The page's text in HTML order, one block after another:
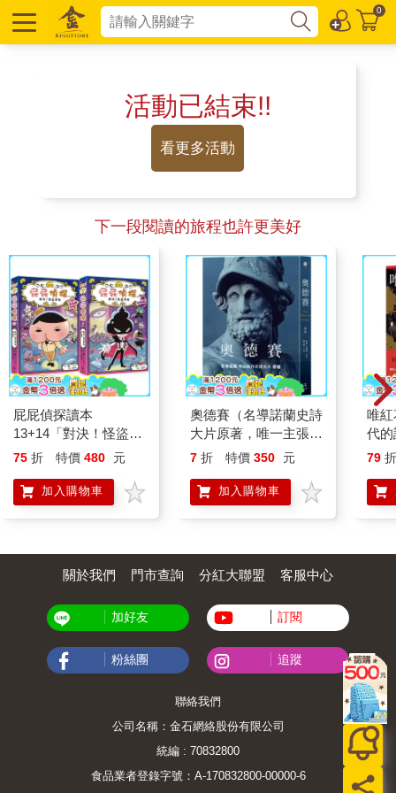
0
活動已結束!!
看更多活動
下一段閱讀的旅程也許更美好
屁屁偵探讀本
13+14「對決！怪盜學
院」（套書／共2冊）
75 折 特價 480 元
加入購物車
奧德賽（名導諾蘭史詩
大片原著，唯一主張
【奧德賽作者是女性】
7 折 特價 350 元
加入購物車
唯
代
79 折
關於我們 門市查詢 分紅大聯盟 客服中心
加好友 訂閱
粉絲團 追蹤
聯絡我們
公司名稱：金石網絡股份有限公司
統編 : 70832800
食品業者登錄字號：A-170832800-00000-6